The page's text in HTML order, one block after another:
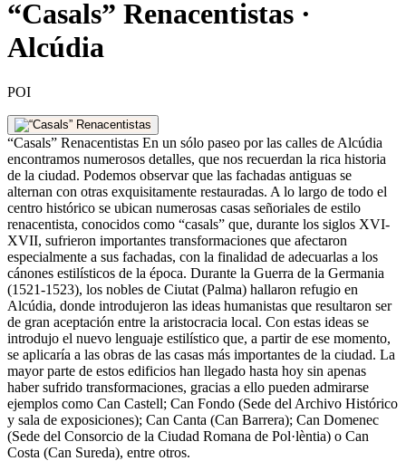
“Casals” Renacentistas ·
Alcúdia
POI
“Casals” Renacentistas En un sólo paseo por las calles de Alcúdia
encontramos numerosos detalles, que nos recuerdan la rica historia
de la ciudad. Podemos observar que las fachadas antiguas se
alternan con otras exquisitamente restauradas. A lo largo de todo el
centro histórico se ubican numerosas casas señoriales de estilo
renacentista, conocidos como “casals” que, durante los siglos XVI-
XVII, sufrieron importantes transformaciones que afectaron
especialmente a sus fachadas, con la finalidad de adecuarlas a los
cánones estilísticos de la época. Durante la Guerra de la Germania
(1521-1523), los nobles de Ciutat (Palma) hallaron refugio en
Alcúdia, donde introdujeron las ideas humanistas que resultaron ser
de gran aceptación entre la aristocracia local. Con estas ideas se
introdujo el nuevo lenguaje estilístico que, a partir de ese momento,
se aplicaría a las obras de las casas más importantes de la ciudad. La
mayor parte de estos edificios han llegado hasta hoy sin apenas
haber sufrido transformaciones, gracias a ello pueden admirarse
ejemplos como Can Castell; Can Fondo (Sede del Archivo Histórico
y sala de exposiciones); Can Canta (Can Barrera); Can Domenec
(Sede del Consorcio de la Ciudad Romana de Pol·lèntia) o Can
Costa (Can Sureda), entre otros.